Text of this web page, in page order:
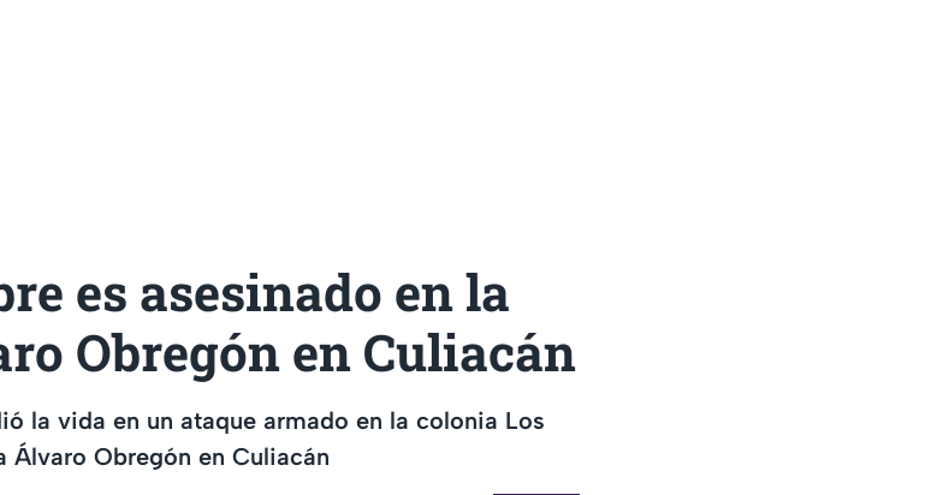
es asesinado en la
Obregón en Culiacán
la vida en un ataque armado en la colonia Los
Álvaro Obregón en Culiacán